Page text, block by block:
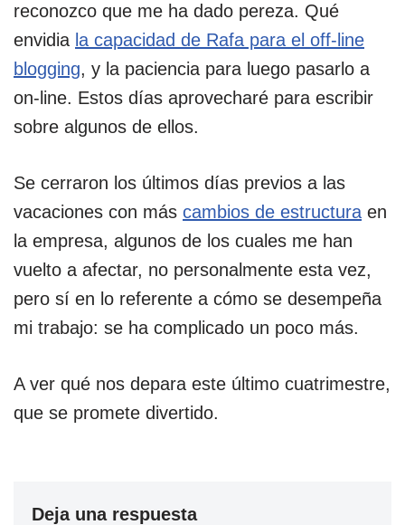
reconozco que me ha dado pereza. Qué
envidia la capacidad de Rafa para el off-line
blogging, y la paciencia para luego pasarlo a
on-line. Estos días aprovecharé para escribir
sobre algunos de ellos.
Se cerraron los últimos días previos a las
vacaciones con más cambios de estructura en
la empresa, algunos de los cuales me han
vuelto a afectar, no personalmente esta vez,
pero sí en lo referente a cómo se desempeña
mi trabajo: se ha complicado un poco más.
A ver qué nos depara este último cuatrimestre,
que se promete divertido.
Deja una respuesta